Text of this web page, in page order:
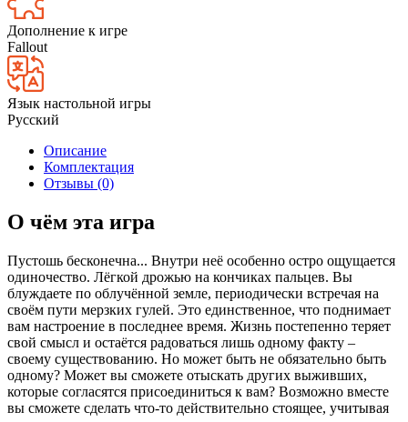
Дополнение к игре
Fallout
Язык настольной игры
Русский
Описание
Комплектация
Отзывы (0)
О чём эта игра
Пустошь бесконечна... Внутри неё особенно остро ощущается
одиночество. Лёгкой дрожью на кончиках пальцев. Вы
блуждаете по облучённой земле, периодически встречая на
своём пути мерзких гулей. Это единственное, что поднимает
вам настроение в последнее время. Жизнь постепенно теряет
свой смысл и остаётся радоваться лишь одному факту –
своему существованию. Но может быть не обязательно быть
одному? Может вы сможете отыскать других выживших,
которые согласятся присоединиться к вам? Возможно вместе
вы сможете сделать что-то действительно стоящее, учитывая